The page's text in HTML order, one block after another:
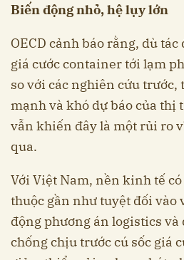
Biến động nhỏ, hệ lụy lớn
OECD cảnh báo rằng, dù
giá cước container tới lạm
so với các nghiên cứu
mạnh và khó dự báo của thị
vẫn khiến đây là một rủi ro
qua.
Với Việt Nam, nền kinh tế
thuộc gần như tuyệt đối vào
động phương án logistics
chống chịu trước cú sốc giá